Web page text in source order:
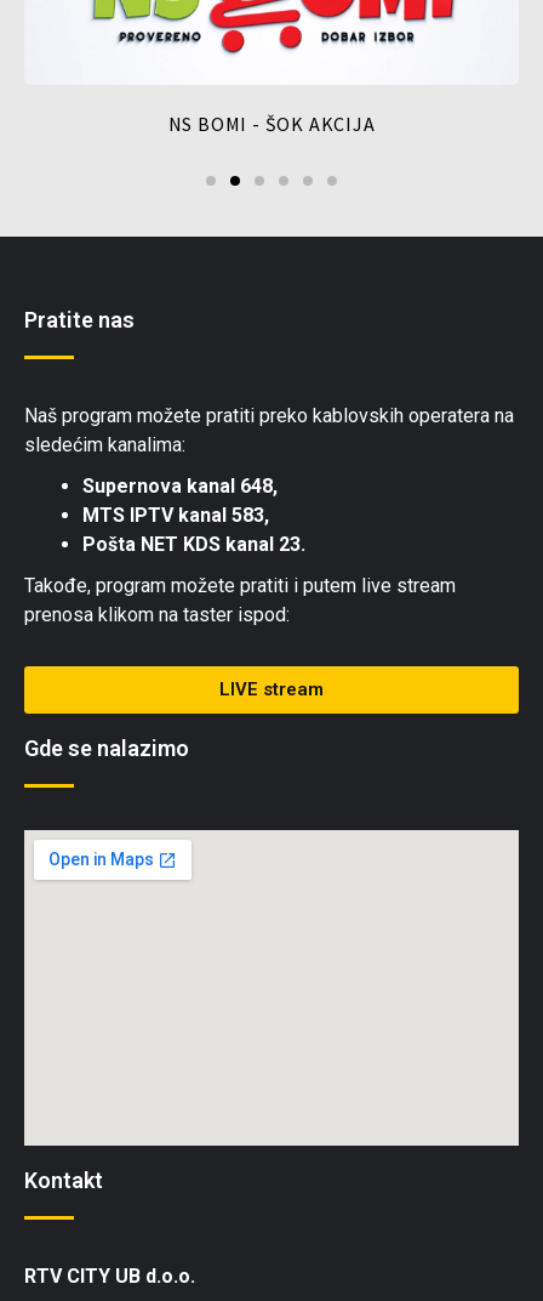
NS BOMI - ŠOK AKCIJA
Pratite nas
Naš program možete pratiti preko kablovskih operatera na
sledećim kanalima:
Supernova kanal 648,
MTS IPTV kanal 583,
Pošta NET KDS kanal 23.
Takođe, program možete pratiti i putem live stream
prenosa klikom na taster ispod:
LIVE stream
Gde se nalazimo
Kontakt
RTV CITY UB d.o.o.